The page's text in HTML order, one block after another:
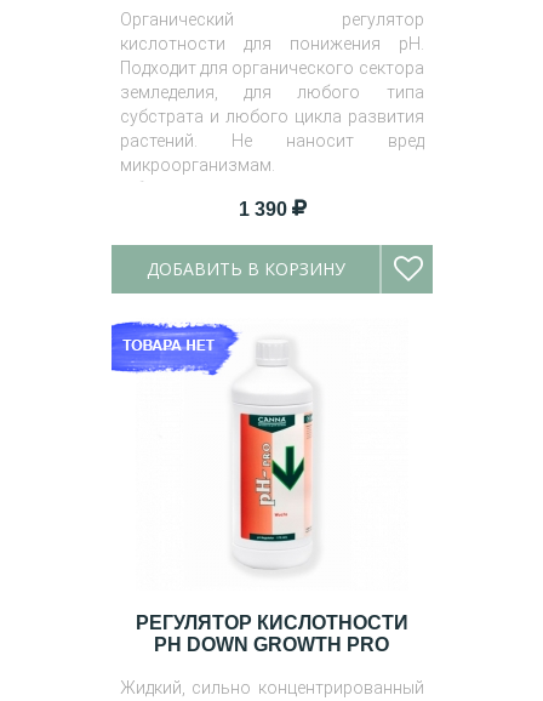
Органический регулятор
кислотности для понижения pH.
Подходит для органического сектора
земледелия, для любого типа
субстрата и любого цикла развития
растений. Не наносит вред
микроорганизмам.
Объем
1 390
ДОБАВИТЬ В КОРЗИНУ
РЕГУЛЯТОР КИСЛОТНОСТИ
PH DOWN GROWTH PRO
Жидкий, сильно концентрированный